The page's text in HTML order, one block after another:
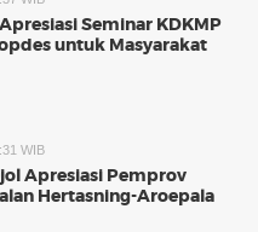
Seminar KDKMP
untuk Masyarakat
WIB
Apresiasi Pemprov
Hertasning-Aroepala